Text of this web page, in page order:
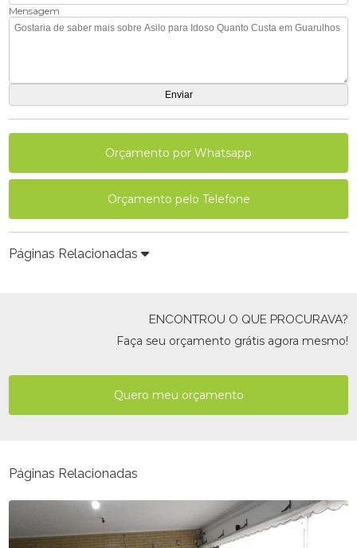
Mensagem
Orçamento por Whatsapp
Orçamento pelo Telefone
Páginas Relacionadas
ENCONTROU O QUE PROCURAVA?
Faça seu orçamento grátis agora mesmo!
Quero meu orçamento
Páginas Relacionadas